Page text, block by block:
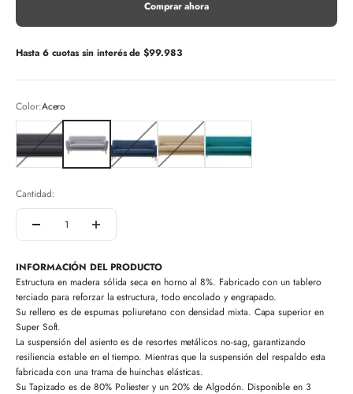
Comprar ahora
Hasta 6 cuotas sin interés de$99.983
Color:Acero
Cantidad:
INFORMACIÓN DEL PRODUCTO
Estructura en madera sólida seca en horno al 8%. Fabricado con un tablero
terciado para reforzar la estructura, todo encolado y engrapado.
Su relleno es de espumas poliuretano con densidad mixta. Capa superior en
Super Soft.
La suspensión del asiento es de resortes metálicos no-sag, garantizando
resiliencia estable en el tiempo. Mientras que la suspensión del respaldo esta
fabricada con una trama de huinchas elásticas.
Su Tapizado es de 80% Poliester y un 20% de Algodón. Disponible en 3